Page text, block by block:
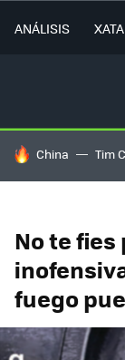
ANÁLISIS
HOY SE HABLA
China Tim
No te
fuego